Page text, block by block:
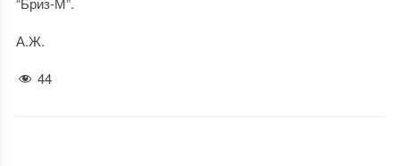
А.Ж.
44